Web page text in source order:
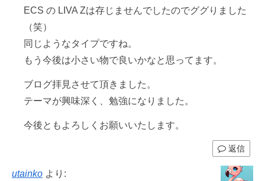
ECS の LIVA Zは存じませんでしたのでググりました
（笑）
同じようなタイプですね。
もう今後は小さい物で良いかなと思ってます。
ブログ拝見させて頂きました。
テーマが興味深く、勉強になりました。
今後ともよろしくお願いいたします。
返信
utainko より: